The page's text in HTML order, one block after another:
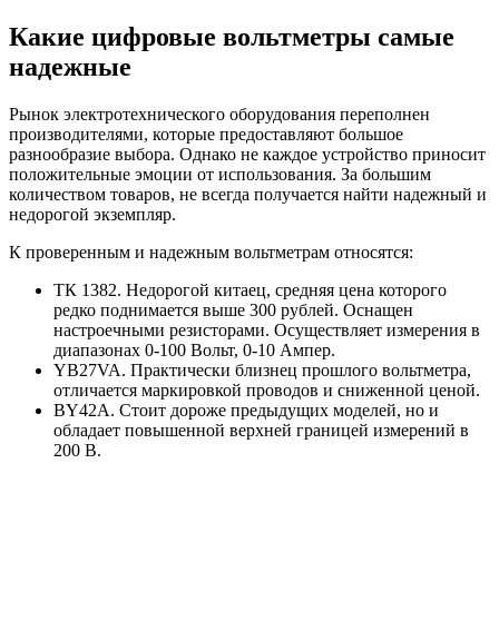
Какие цифровые вольтметры самые
надежные
Рынок электротехнического оборудования переполнен
производителями, которые предоставляют большое
разнообразие выбора. Однако не каждое устройство приносит
положительные эмоции от использования. За большим
количеством товаров, не всегда получается найти надежный и
недорогой экземпляр.
К проверенным и надежным вольтметрам относятся:
ТК 1382. Недорогой китаец, средняя цена которого
редко поднимается выше 300 рублей. Оснащен
настроечными резисторами. Осуществляет измерения в
диапазонах 0-100 Вольт, 0-10 Ампер.
YB27VA. Практически близнец прошлого вольтметра,
отличается маркировкой проводов и сниженной ценой.
BY42A. Стоит дороже предыдущих моделей, но и
обладает повышенной верхней границей измерений в
200 В.